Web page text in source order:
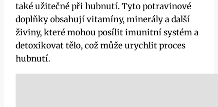
také užitečné při hubnutí. Tyto potravinové
doplňky obsahují vitamíny, minerály a ​další
živiny, které ‍mohou posílit imunitní​ systém a
detoxikovat tělo, což může urychlit​ proces
hubnutí.